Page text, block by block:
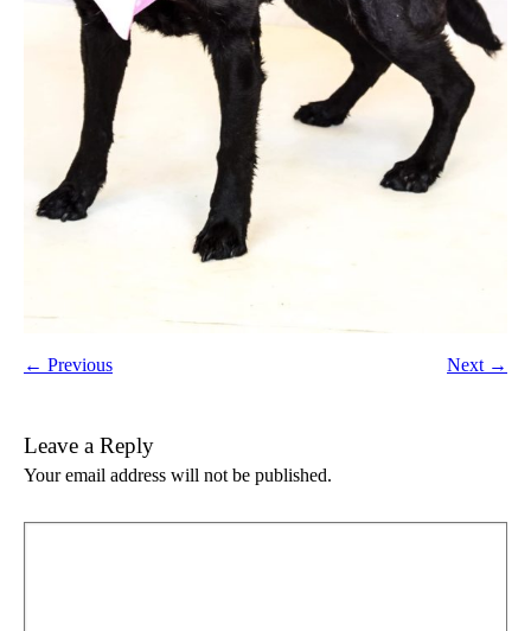
← Previous Next →
Leave a Reply
Your email address will not be published.